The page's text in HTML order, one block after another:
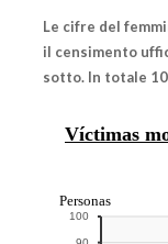
Le cifre del
il censimento
sotto. In totale